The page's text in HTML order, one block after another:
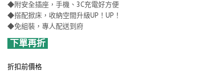
◆附安全插座，手機、3C充電好方便
◆搭配掀床，收納空間升級UP！UP！
◆免組裝，專人配送到府
下單再折
折扣前價格